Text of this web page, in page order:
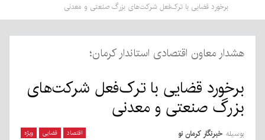
برخورد قضایی با ترک‌فعل شرکت‌های بزرگ صنعتی و معدنی
هشدار معاون اقتصادی استاندار کرمان؛
برخورد قضایی با ترک‌فعل شرکت‌های
بزرگ صنعتی و معدنی
اقتصاد قضایی ویژه بوسیله خبرنگار کرمان نو